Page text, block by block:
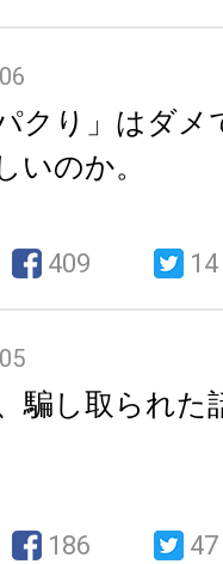
クり」はダメ
いのか。
409 14
騙し取られた
186 47